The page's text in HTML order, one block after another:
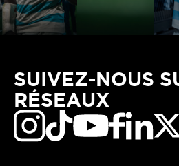
SUIVEZ-NOUS
RÉSEAUX